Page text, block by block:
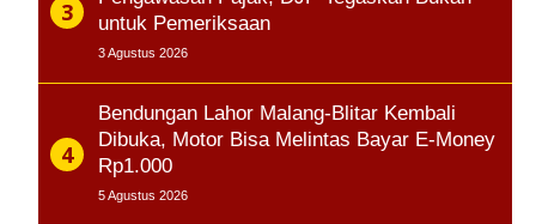
untuk Pemeriksaan
3 Agustus 2026
Bendungan Lahor Malang-Blitar Kembali
Dibuka, Motor Bisa Melintas Bayar E-Money
Rp1.000
5 Agustus 2026